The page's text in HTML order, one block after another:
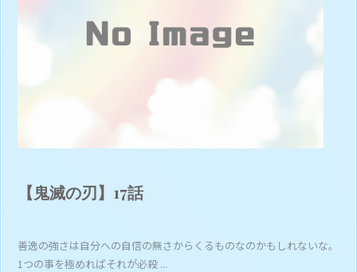
【鬼滅の刃】17話
善逸の強さは自分への自信の無さからくるものなのかもしれないな。
1つの事を極めればそれが必殺 ...